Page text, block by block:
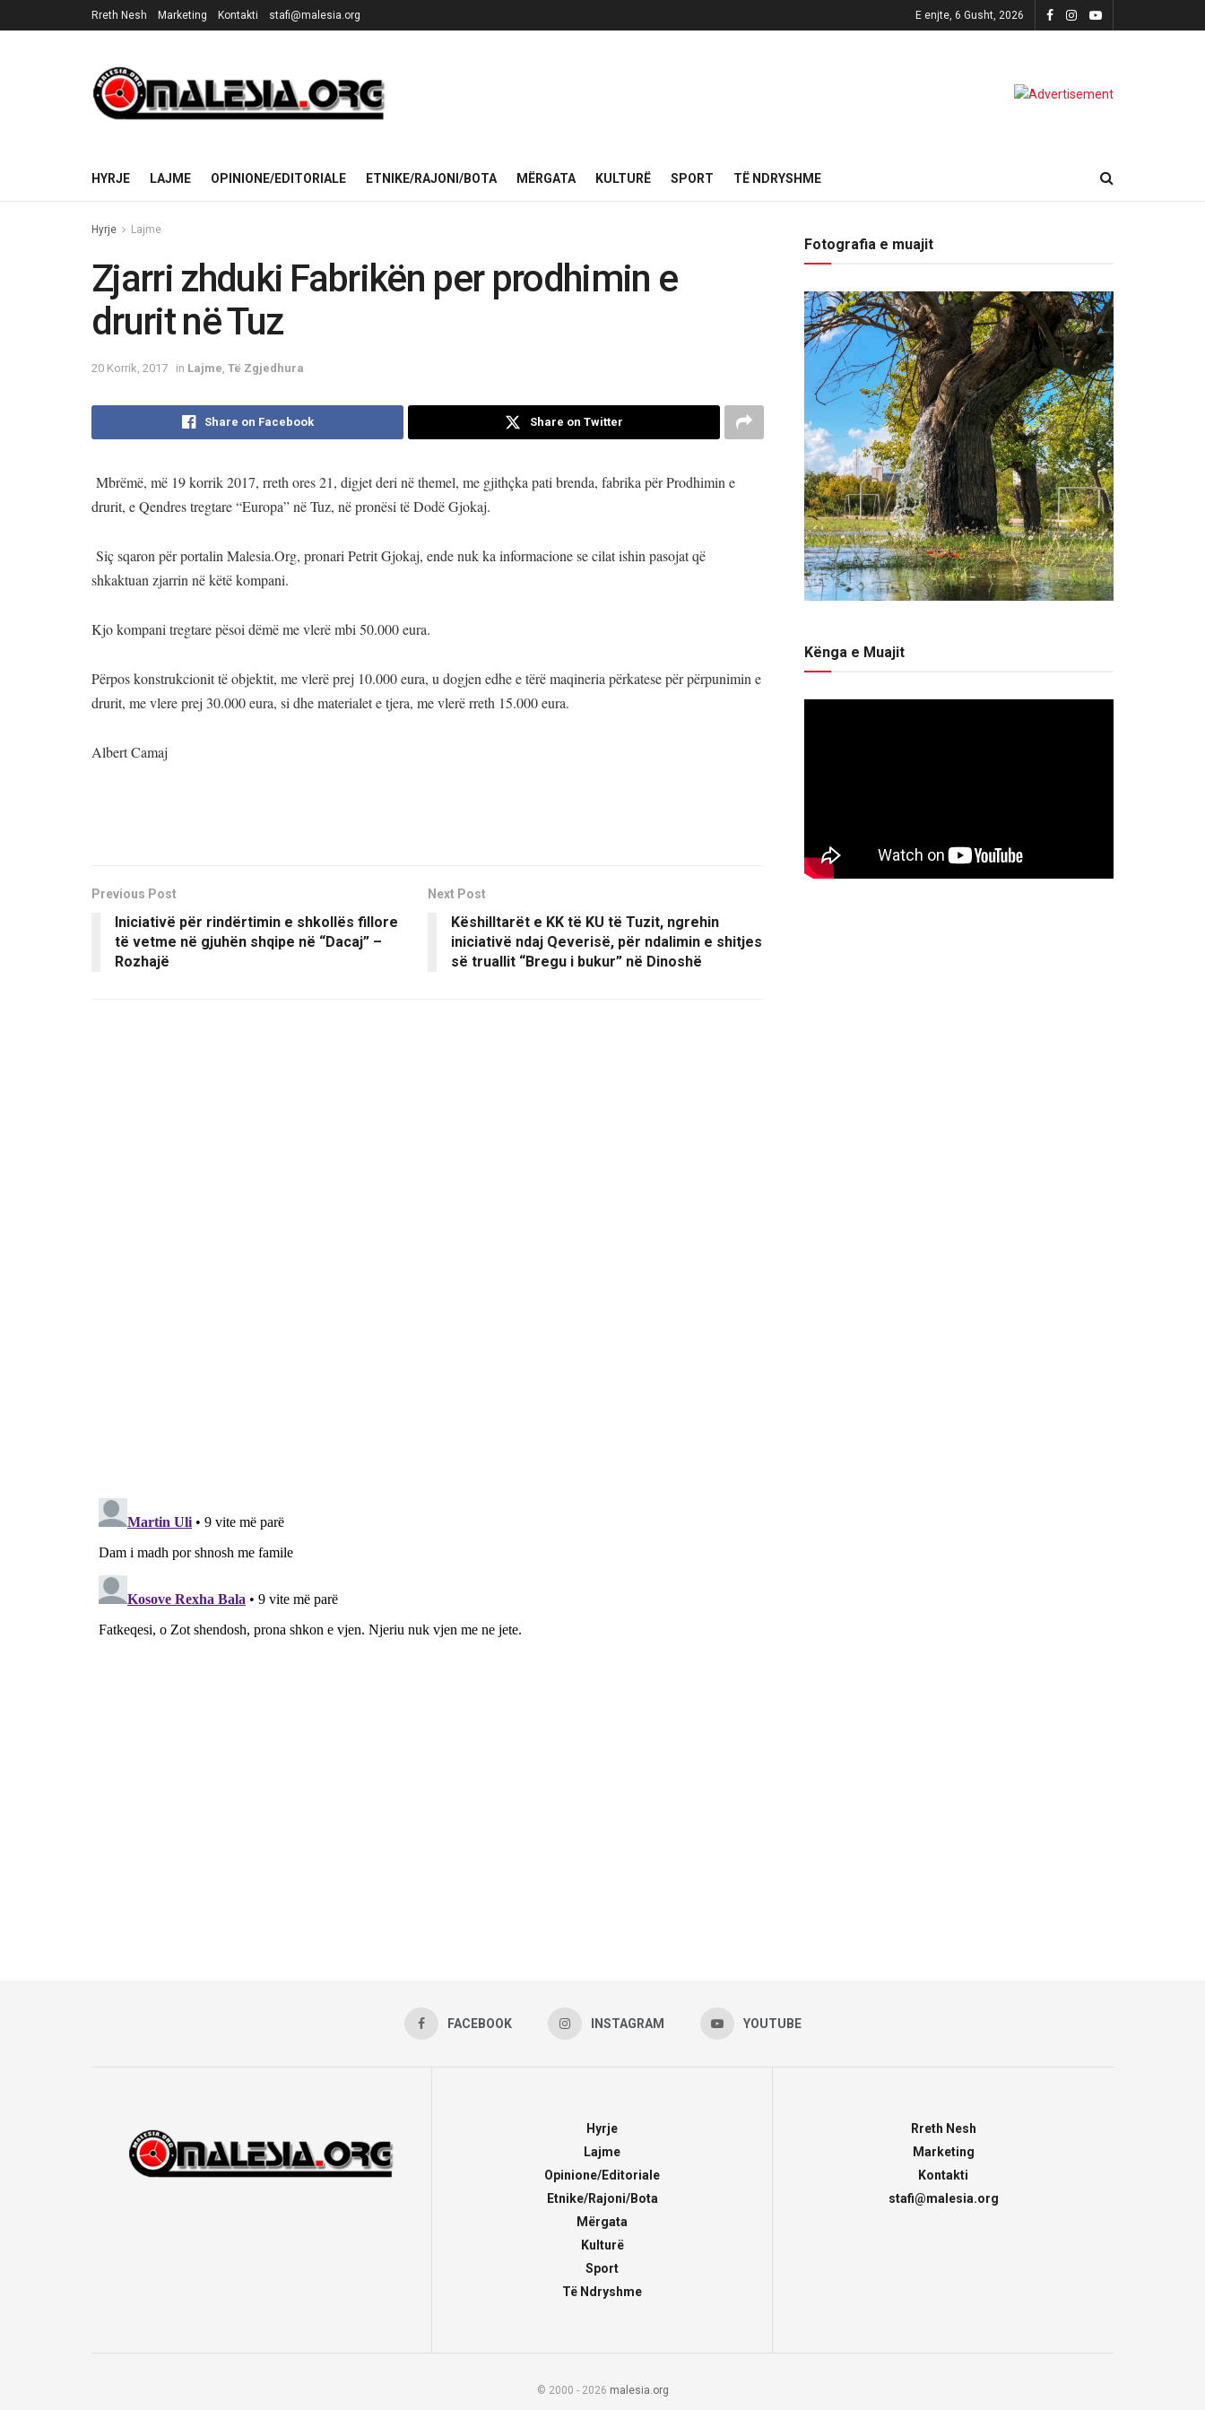
Rreth Nesh Marketing Kontakti stafi@malesia.org E enjte, 6 Gusht, 2026
HYRJE LAJME OPINIONE/EDITORIALE ETNIKE/RAJONI/BOTA MËRGATA KULTURË SPORT TË NDRYSHME
Hyrje Lajme
Zjarri zhduki Fabrikën per prodhimin e
drurit në Tuz
20 Korrik, 2017 in Lajme Të Zgjedhura
Share on Facebook Share on Twitter
Mbrëmë, më 19 korrik 2017, rreth ores 21, digjet deri në themel, me gjithçka pati brenda, fabrika për Prodhimin e
drurit, e Qendres tregtare “Europa” në Tuz, në pronësi të Dodë Gjokaj.
Siç sqaron për portalin Malesia.Org, pronari Petrit Gjokaj, ende nuk ka informacione se cilat ishin pasojat që
shkaktuan zjarrin në këtë kompani.
Kjo kompani tregtare pësoi dëmë me vlerë mbi 50.000 eura.
Përpos konstrukcionit të objektit, me vlerë prej 10.000 eura, u dogjen edhe e tërë maqineria përkatese për përpunimin e
drurit, me vlere prej 30.000 eura, si dhe materialet e tjera, me vlerë rreth 15.000 eura.
Albert Camaj
Previous Post
Iniciativë për rindërtimin e shkollës fillore
të vetme në gjuhën shqipe në “Dacaj” –
Rozhajë
Next Post
Këshilltarët e KK të KU të Tuzit, ngrehin
iniciativë ndaj Qeverisë, për ndalimin e shitjes
së truallit “Bregu i bukur” në Dinoshë
Fotografia e muajit
Kënga e Muajit
FACEBOOK INSTAGRAM YOUTUBE
Hyrje
Lajme
Opinione/Editoriale
Etnike/Rajoni/Bota
Mërgata
Kulturë
Sport
Të Ndryshme
Rreth Nesh
Marketing
Kontakti
stafi@malesia.org
© 2000 - 2026 malesia.org